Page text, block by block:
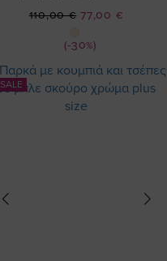
(-30%)
Ειδική
77,00 €
110,00 €
SALE